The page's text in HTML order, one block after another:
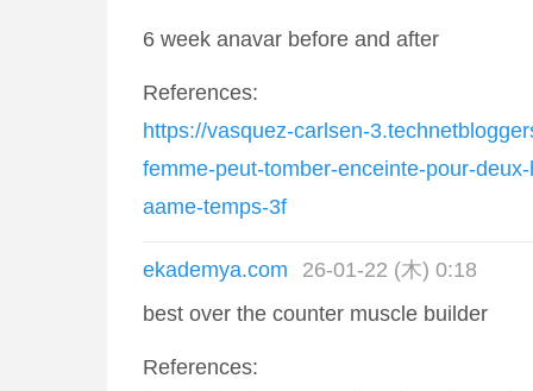
6 week anavar before and after
References:
https://vasquez-carlsen-
femme-peut-tomber-enceinte-pour-
aame-temps-3f
ekademya.com
26-01-22 (木) 0:18
best over the counter muscle builder
References: